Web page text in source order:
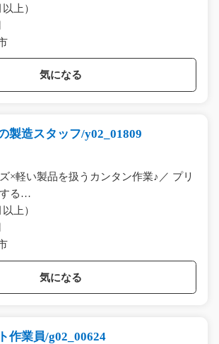
上）
気になる
製造スタッフ/y02_01809
×軽い製品を扱うカンタン作業♪／ プリ
する…
上）
気になる
作業員/g02_00624